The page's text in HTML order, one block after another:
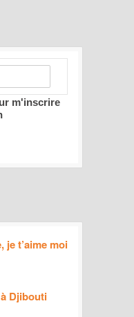
m'inscrire
je t’aime moi
Djibouti